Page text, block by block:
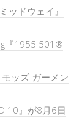
ッドウェイ』
『1955 501®
モッズ ガーメン
10』が8月6日